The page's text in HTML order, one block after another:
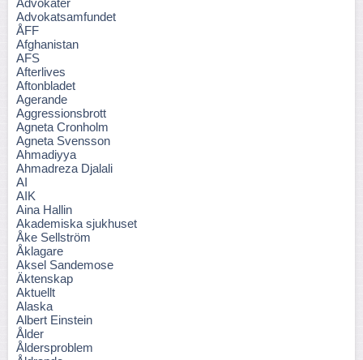
Advokater
Advokatsamfundet
ÅFF
Afghanistan
AFS
Afterlives
Aftonbladet
Agerande
Aggressionsbrott
Agneta Cronholm
Agneta Svensson
Ahmadiyya
Ahmadreza Djalali
AI
AIK
Aina Hallin
Akademiska sjukhuset
Åke Sellström
Åklagare
Aksel Sandemose
Äktenskap
Aktuellt
Alaska
Albert Einstein
Ålder
Åldersproblem